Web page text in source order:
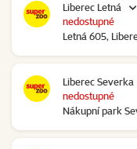
Liberec Letná
Letná 605,
nedostupné
Liberec Severka
Nákupní park
nedostupné